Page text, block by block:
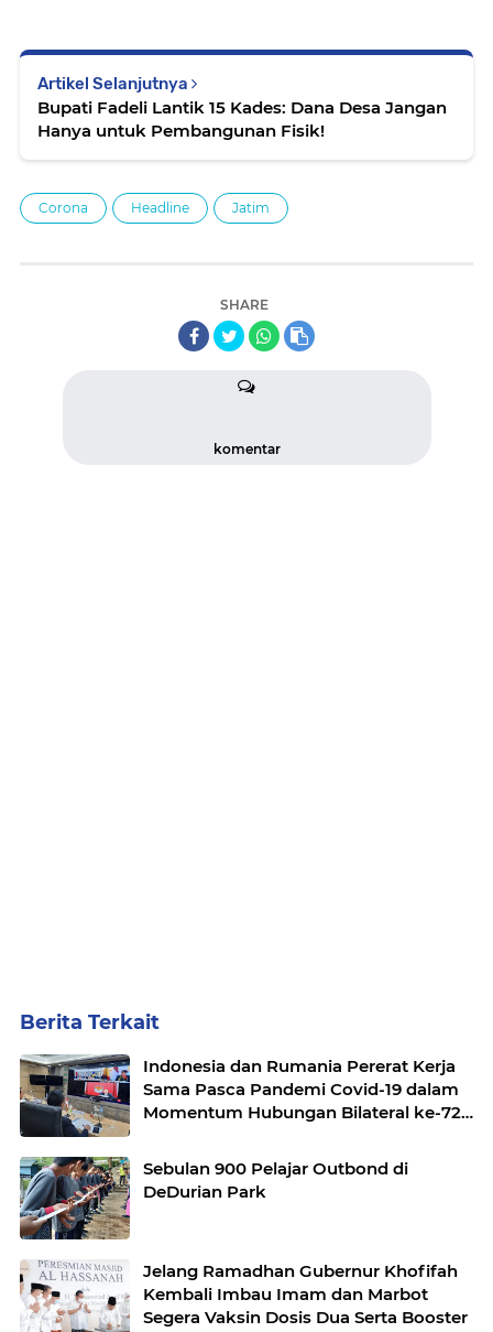
Artikel Selanjutnya
Bupati Fadeli Lantik 15 Kades: Dana Desa Jangan
Hanya untuk Pembangunan Fisik!
Corona Headline Jatim
SHARE
komentar
Berita Terkait
Indonesia dan Rumania Pererat Kerja
Sama Pasca Pandemi Covid-19 dalam
Momentum Hubungan Bilateral ke-72
Sebulan 900 Pelajar Outbond di
DeDurian Park
Jelang Ramadhan Gubernur Khofifah
Kembali Imbau Imam dan Marbot
Segera Vaksin Dosis Dua Serta Booster